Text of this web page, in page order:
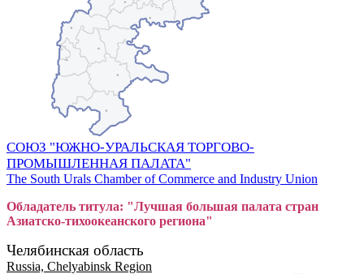
СОЮЗ "ЮЖНО-УРАЛЬСКАЯ ТОРГОВО-
ПРОМЫШЛЕННАЯ ПАЛАТА"
The South Urals Chamber of Commerce and Industry Union
Обладатель титула: "Лучшая большая палата стран
Азиатско-тихоокеанского региона"
Челябинская область
Russia, Chelyabinsk Region